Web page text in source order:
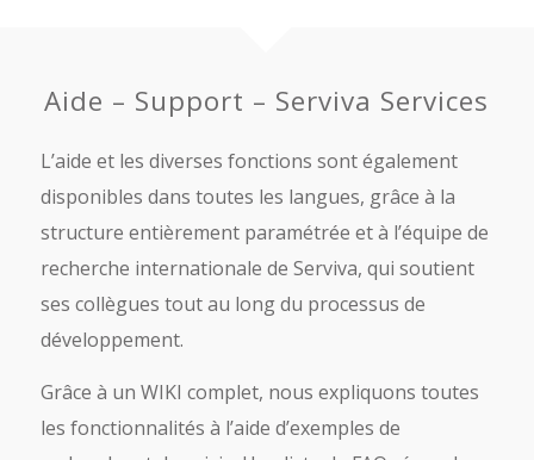
Aide – Support – Serviva Services
L’aide et les diverses fonctions sont également
disponibles dans toutes les langues, grâce à la
structure entièrement paramétrée et à l’équipe de
recherche internationale de Serviva, qui soutient
ses collègues tout au long du processus de
développement.
Grâce à un WIKI complet, nous expliquons toutes
les fonctionnalités à l’aide d’exemples de